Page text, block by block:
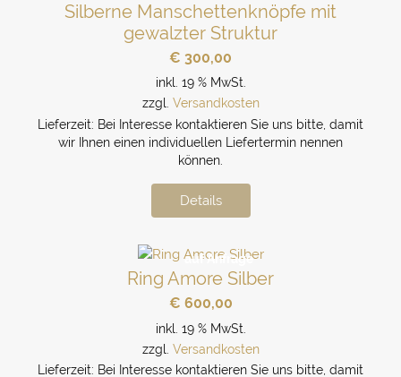
Silberne Manschettenknöpfe mit
gewalzter Struktur
€ 300,00
inkl. 19 % MwSt.
zzgl. Versandkosten
Lieferzeit: Bei Interesse kontaktieren Sie uns bitte, damit
wir Ihnen einen individuellen Liefertermin nennen
können.
Details
auf Anfrage
Ring Amore Silber
€ 600,00
inkl. 19 % MwSt.
zzgl. Versandkosten
Lieferzeit: Bei Interesse kontaktieren Sie uns bitte, damit